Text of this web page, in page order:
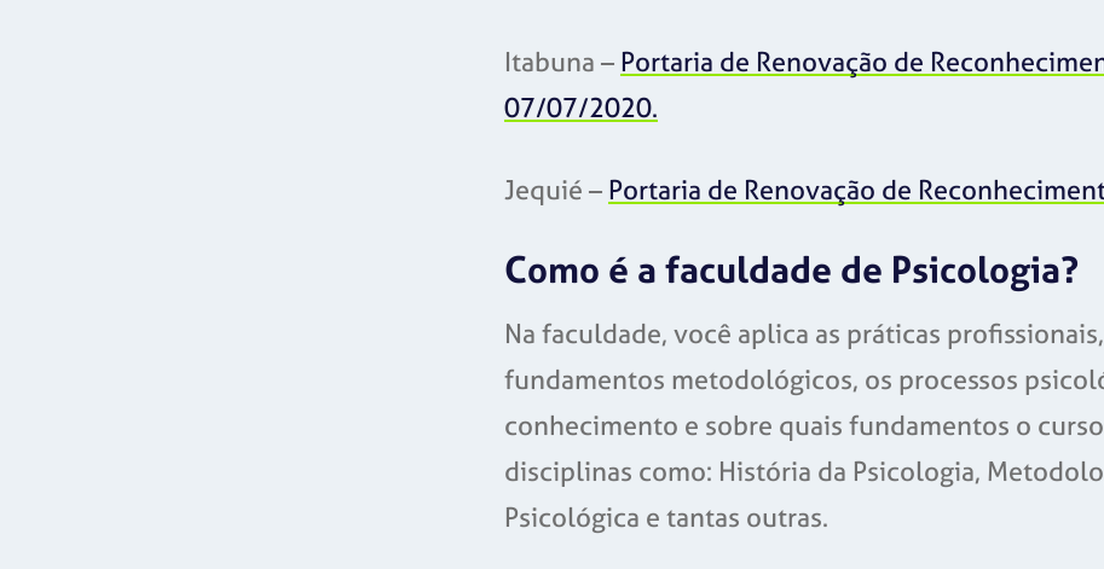
Itabuna – Portaria de Renovação de
07/07/2020.
Jequié – Portaria de Renovação de
Como é a faculdade de Psicologia?
Na faculdade, você aplica as práticas
fundamentos metodológicos, os processos
conhecimento e sobre quais fundamentos o
disciplinas como: História da Psicologia,
Psicológica e tantas outras.